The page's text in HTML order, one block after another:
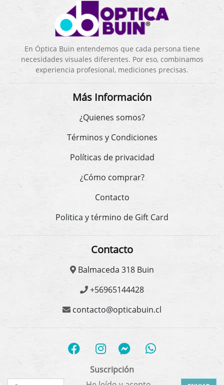
En Óptica Buin entendemos que cada persona tiene
necesidades visuales diferentes. Por eso, combinamos
experiencia profesional, mediciones precisas.
Más Información
¿Quienes somos?
Términos y Condiciones
Políticas de privacidad
¿Cómo comprar?
Contacto
Politica y término de Gift Card
Contacto
Balmaceda 318 Buin
+56965144428
contacto@opticabuin.cl
Suscripción